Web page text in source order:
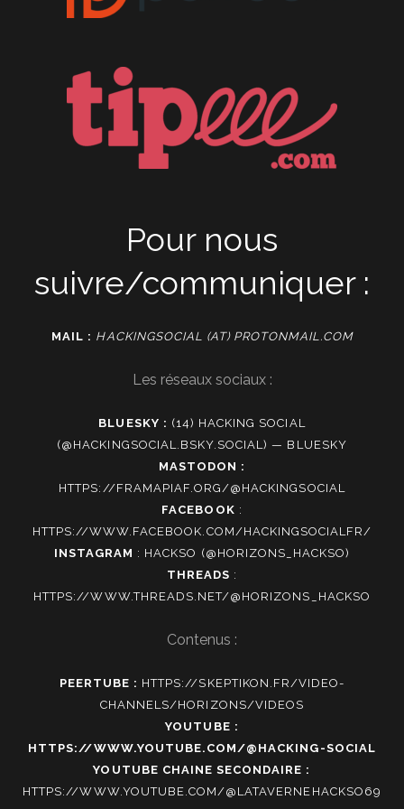
Pour nous
suivre/communiquer :
MAIL : HACKINGSOCIAL (AT) PROTONMAIL.COM
Les réseaux sociaux :
BLUESKY : (14) HACKING SOCIAL
(@HACKINGSOCIAL.BSKY.SOCIAL) — BLUESKY
MASTODON :
HTTPS://FRAMAPIAF.ORG/@HACKINGSOCIAL
FACEBOOK :
HTTPS://WWW.FACEBOOK.COM/HACKINGSOCIALFR/
INSTAGRAM : HACKSO (@HORIZONS_HACKSO)
THREADS :
HTTPS://WWW.THREADS.NET/@HORIZONS_HACKSO
Contenus :
PEERTUBE : HTTPS://SKEPTIKON.FR/VIDEO-
CHANNELS/HORIZONS/VIDEOS
YOUTUBE :
HTTPS://WWW.YOUTUBE.COM/@HACKING-SOCIAL
YOUTUBE CHAINE SECONDAIRE :
HTTPS://WWW.YOUTUBE.COM/@LATAVERNEHACKSO69